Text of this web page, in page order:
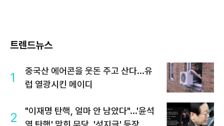
트렌드뉴스
1
중국산 에어콘을 웃돈 주고 산다...유
럽 열광시킨 메이디
2
"이재명 탄핵, 얼마 안 남았다"...'윤석